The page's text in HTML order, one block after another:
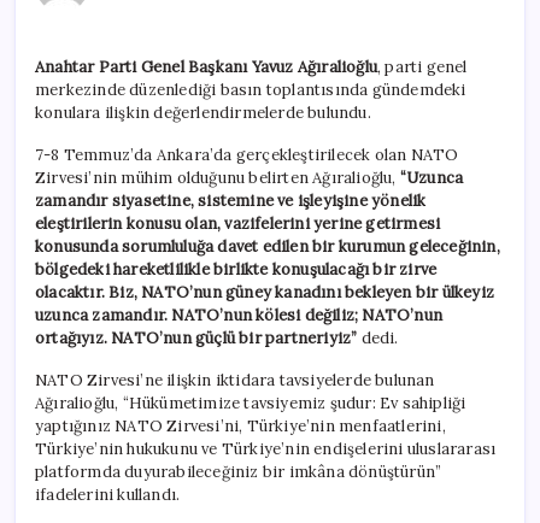
çağrısı
için
Anahtar Parti Genel Başkanı Yavuz Ağıralioğlu, parti genel
merkezinde düzenlediği basın toplantısında gündemdeki
konulara ilişkin değerlendirmelerde bulundu.
7-8 Temmuz’da Ankara’da gerçekleştirilecek olan NATO
Zirvesi’nin mühim olduğunu belirten Ağıralioğlu, “Uzunca
zamandır siyasetine, sistemine ve işleyişine yönelik
eleştirilerin konusu olan, vazifelerini yerine getirmesi
konusunda sorumluluğa davet edilen bir kurumun geleceğinin,
bölgedeki hareketlilikle birlikte konuşulacağı bir zirve
olacaktır. Biz, NATO’nun güney kanadını bekleyen bir ülkeyiz
uzunca zamandır. NATO’nun kölesi değiliz; NATO’nun
ortağıyız. NATO’nun güçlü bir partneriyiz” dedi.
NATO Zirvesi’ne ilişkin iktidara tavsiyelerde bulunan
Ağıralioğlu, “Hükümetimize tavsiyemiz şudur: Ev sahipliği
yaptığınız NATO Zirvesi’ni, Türkiye’nin menfaatlerini,
Türkiye’nin hukukunu ve Türkiye’nin endişelerini uluslararası
platformda duyurabileceğiniz bir imkâna dönüştürün”
ifadelerini kullandı.